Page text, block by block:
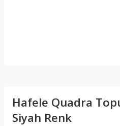
Hafele Quadra
Siyah Renk